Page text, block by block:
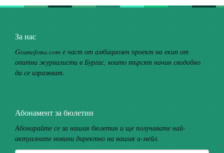
За нас
Gramofona.com е част от амбициозен проект на екип от
опитни журналисти в Бургас, които търсят начин сводобно
да се изразяват.
Абонамент за бюлетин
Абонирайте се за нашия бюлетин и ще получавате най-
актуалните новини директно на вашия и-мейл.